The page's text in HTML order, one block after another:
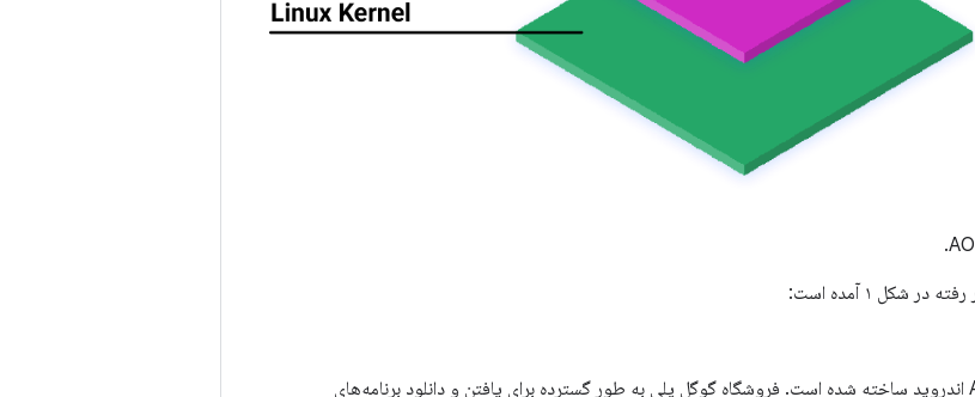
شکل ۱ آمده است:
برنامه‌ای که صرفاً با استفاده از API اندروید ساخته شده است. فروشگاه گوگل پلی به طور گسترده برای یافتن و دانلود برنامه‌های